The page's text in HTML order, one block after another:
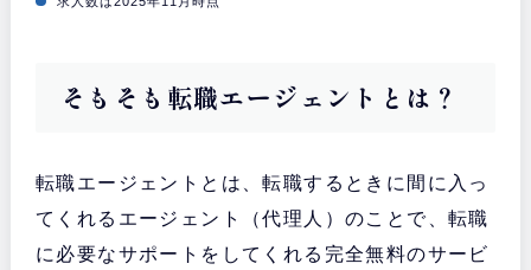
そもそも転職エージェントとは？
転職エージェントとは、転職するときに間に入っ
てくれるエージェント（代理人）のことで、転職
に必要なサポートをしてくれる完全無料のサービ